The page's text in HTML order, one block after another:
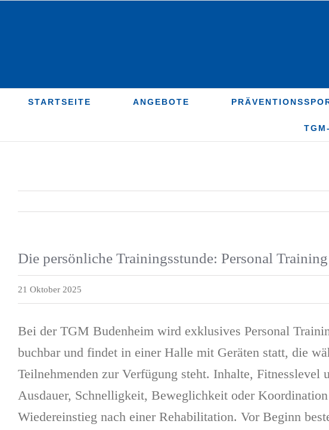
STARTSEITE ANGEBOTE
Die persönliche Trainingsstunde: Personal
21 Oktober 2025
Bei der TGM Budenheim wird exklusives Personal
buchbar und findet in einer Halle mit Geräten statt, die
Teilnehmenden zur Verfügung steht. Inhalte,
Ausdauer, Schnelligkeit, Beweglichkeit oder
Wiedereinstieg nach einer Rehabilitation. Vor Beginn